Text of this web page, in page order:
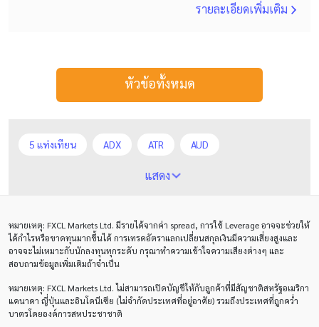
รายละเอียดเพิ่มเติม
หัวข้อทั้งหมด
5 แท่งเทียน ADX ATR AUD
Average True Range
CAD CHF COVID-19 CPI Charles Dow
Cherry Blossom Chinese Yuan
Correlation Matrix D1 DXY DailyFX
Default mode network
แสดง
หมายเหตุ: FXCL Markets Ltd. มีรายได้จากค่า spread, การใช้ Leverageอาจจะช่วยให้
ได้กำไรหรือขาดทุนมากขึ้นได้ การเทรดอัตราแลกเปลี่ยนสกุลเงินมีความเสี่ยงสูงและ
อาจจะไม่เหมาะกับนักลงทุนทุกระดับ กรุณาทำความเข้าใจความเสียงต่างๆ และ
สอบถามข้อมูลเพิ่มเติมถ้าจำเป็น
หมายเหตุ: FXCL Markets Ltd.ไม่สามารถเปิดบัญชีให้กับลูกค้าที่มีสัญชาติสหรัฐอเมริกา
แคนาดา ญี่ปุ่นและอินโดนีเซีย (ไม่จำกัดประเทศที่อยู่อาศัย) รวมถึงประเทศที่ถูกคว่ำ
บาตรโดยองค์การสหประชาชาติ